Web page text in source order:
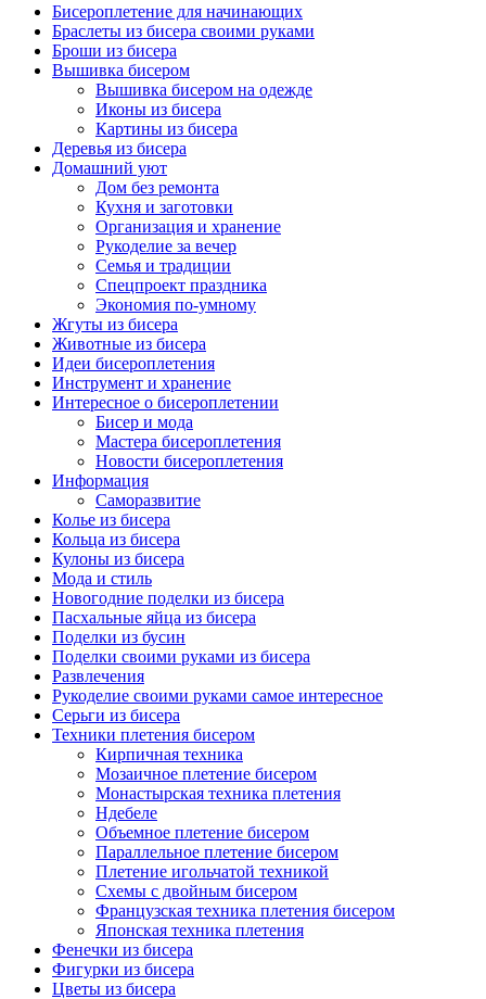
Бисероплетение для начинающих
Браслеты из бисера своими руками
Броши из бисера
Вышивка бисером
Вышивка бисером на одежде
Иконы из бисера
Картины из бисера
Деревья из бисера
Домашний уют
Дом без ремонта
Кухня и заготовки
Организация и хранение
Рукоделие за вечер
Семья и традиции
Спецпроект праздника
Экономия по-умному
Жгуты из бисера
Животные из бисера
Идеи бисероплетения
Инструмент и хранение
Интересное о бисероплетении
Бисер и мода
Мастера бисероплетения
Новости бисероплетения
Информация
Саморазвитие
Колье из бисера
Кольца из бисера
Кулоны из бисера
Мода и стиль
Новогодние поделки из бисера
Пасхальные яйца из бисера
Поделки из бусин
Поделки своими руками из бисера
Развлечения
Рукоделие своими руками самое интересное
Серьги из бисера
Техники плетения бисером
Кирпичная техника
Мозаичное плетение бисером
Монастырская техника плетения
Ндебеле
Объемное плетение бисером
Параллельное плетение бисером
Плетение игольчатой техникой
Схемы с двойным бисером
Французская техника плетения бисером
Японская техника плетения
Фенечки из бисера
Фигурки из бисера
Цветы из бисера